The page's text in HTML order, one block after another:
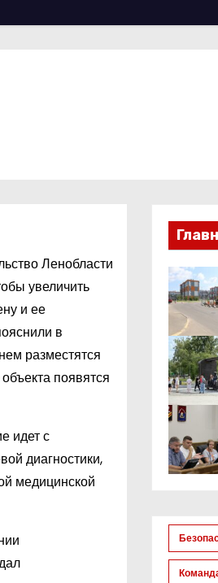
Ленобласти
увеличить
и ее
в
разместятся
появятся
идет с
диагностики,
медицинской